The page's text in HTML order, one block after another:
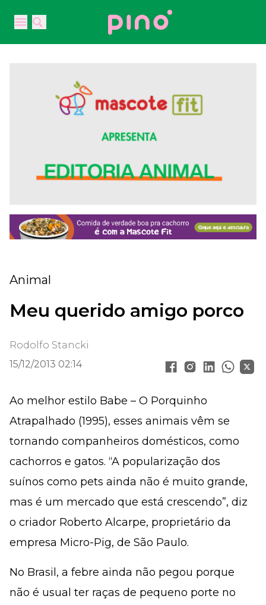
Open main menu
Open main menu
Your Company
Animal
Meu querido amigo porco
Rodolfo Stancki
15/12/2013 02:14
Ao melhor estilo Babe – O Porquinho
Atrapalhado (1995), esses animais vêm se
tornando companheiros domésticos, como
cachorros e gatos. “A popularização dos
suínos como pets ainda não é muito grande,
mas é um mercado que está crescendo”, diz
o criador Roberto Alcarpe, proprietário da
empresa Micro-Pig, de São Paulo.
No Brasil, a febre ainda não pegou porque
não é usual ter raças de pequeno porte no